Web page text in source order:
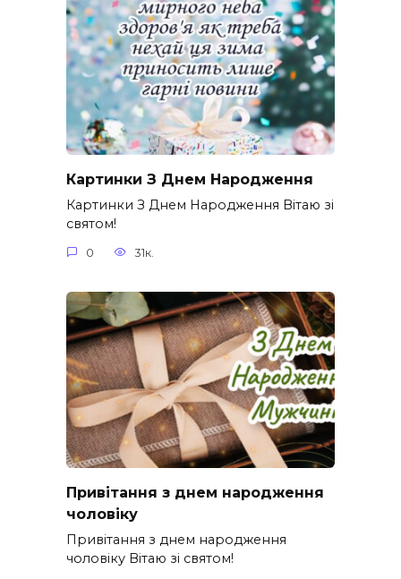
Картинки З Днем Народження
Картинки З Днем Народження Вітаю зі
святом!
0 31к.
Привітання з днем народження
чоловіку
Привітання з днем народження
чоловіку Вітаю зі святом!